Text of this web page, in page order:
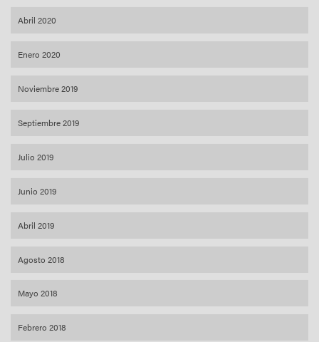
Abril 2020
Enero 2020
Noviembre 2019
Septiembre 2019
Julio 2019
Junio 2019
Abril 2019
Agosto 2018
Mayo 2018
Febrero 2018